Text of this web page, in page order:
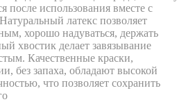
после использования вместе с
латекс позволяет
хорошо надуваться, держать
хвостик делает завязывание
Качественные краски,
без запаха, обладают высокой
что позволяет сохранить